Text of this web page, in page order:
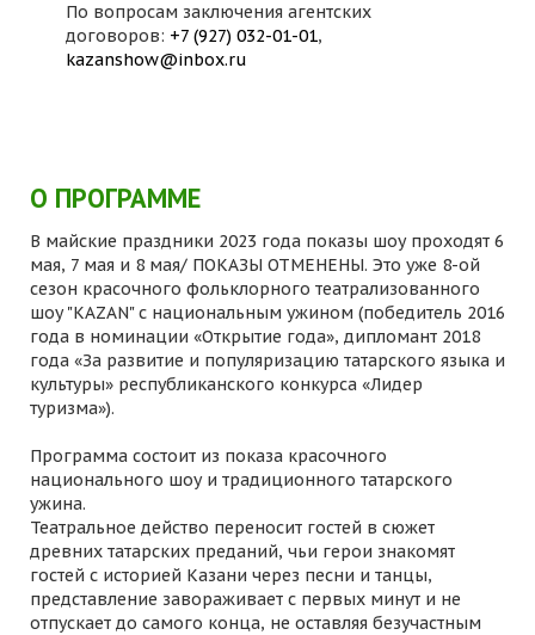
По вопросам заключения агентских
договоров: +7 (927) 032-01-01,
kazanshow@inbox.ru
О ПРОГРАММЕ
В майские праздники 2023 года показы шоу проходят 6
мая, 7 мая и 8 мая/ ПОКАЗЫ ОТМЕНЕНЫ. Это уже 8-ой
сезон красочного фольклорного театрализованного
шоу "KAZAN" с национальным ужином (победитель 2016
года в номинации «Открытие года», дипломант 2018
года «За развитие и популяризацию татарского языка и
культуры» республиканского конкурса «Лидер
туризма»).
Программа состоит из показа красочного
национального шоу и традиционного татарского
ужина.
Театральное действо переносит гостей в сюжет
древних татарских преданий, чьи герои знакомят
гостей с историей Казани через песни и танцы,
представление завораживает с первых минут и не
отпускает до самого конца, не оставляя безучастным